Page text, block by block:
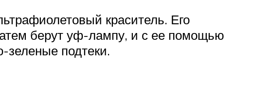
краситель. Его
берут уф-лампу, и с ее помощью
зеленые подтеки.